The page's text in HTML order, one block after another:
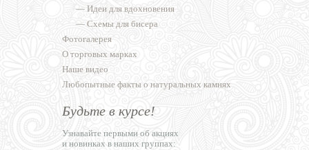
— Идеи для вдохновения
— Схемы для бисера
Фотогалерея
О торговых марках
Наше видео
Любопытные факты о натуральных камнях
Будьте в курсе!
Узнавайте первыми об акциях
и новинках в наших группах: